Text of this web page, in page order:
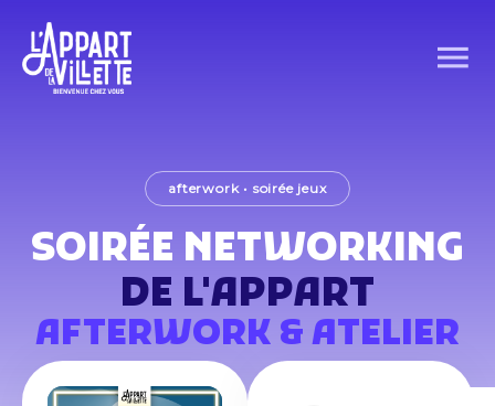
afterwork• soirée jeux
SOIRÉE NETWORKING
DE L'APPART
AFTERWORK & ATELIER